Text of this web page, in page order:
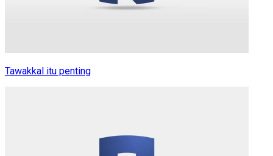
Tawakkal itu penting